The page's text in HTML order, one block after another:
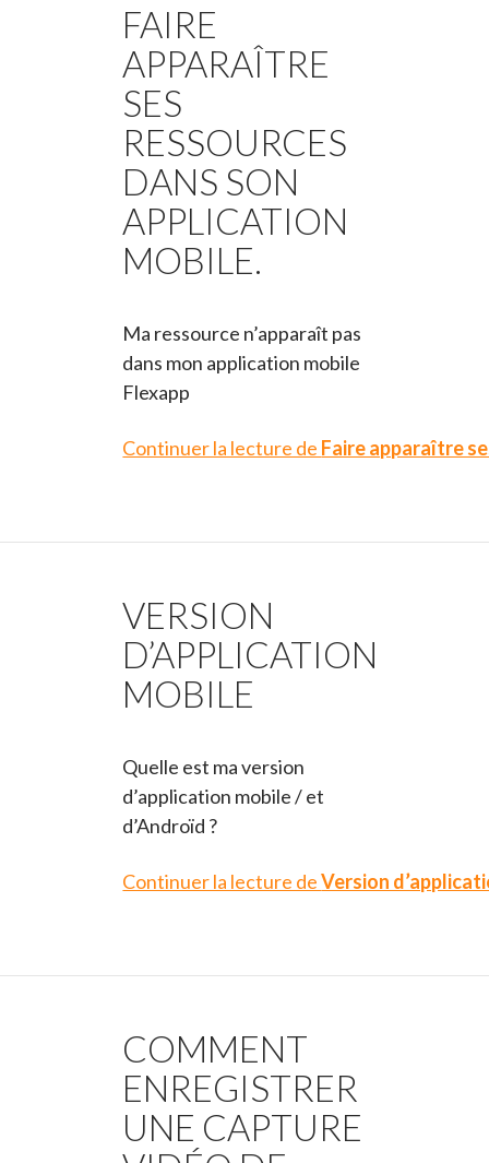
FAIRE
APPARAÎTRE
SES
RESSOURCES
DANS SON
APPLICATION
MOBILE.
Ma ressource n’apparaît pas
dans mon application mobile
Flexapp
Continuer la lecture de Faire apparaître
VERSION
D’APPLICATION
MOBILE
Quelle est ma version
d’application mobile / et
d’Androïd ?
Continuer la lecture deVersion
COMMENT
ENREGISTRER
UNE CAPTURE